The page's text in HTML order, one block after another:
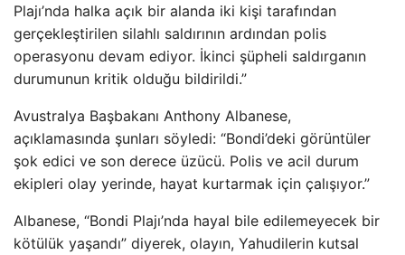
Plajı’nda halka açık bir alanda iki kişi tarafından
gerçekleştirilen silahlı saldırının ardından polis
operasyonu devam ediyor. İkinci şüpheli saldırganın
durumunun kritik olduğu bildirildi.”
Avustralya Başbakanı Anthony Albanese,
açıklamasında şunları söyledi: “Bondi’deki görüntüler
şok edici ve son derece üzücü. Polis ve acil durum
ekipleri olay yerinde, hayat kurtarmak için çalışıyor.”
Albanese, “Bondi Plajı’nda hayal bile edilemeyecek bir
kötülük yaşandı” diyerek, olayın, Yahudilerin kutsal